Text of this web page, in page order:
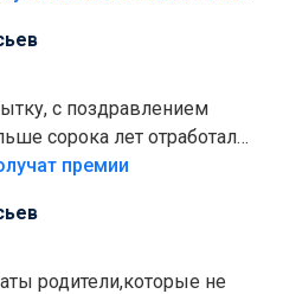
с поздравлением
сорока лет отработали
премии
родители,которые не